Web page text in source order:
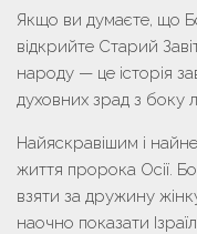
Якщо ви думаєте, що
відкрийте Старий
народу — це історія
духовних зрад з боку
Найяскравішим і
життя пророка Осії.
взяти за дружину
наочно показати